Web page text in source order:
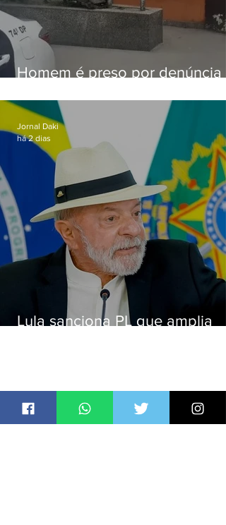
Homem é preso por denúncia
Alcântara
Lula sanciona PL que amplia
Jornal Daki
há 2 dias